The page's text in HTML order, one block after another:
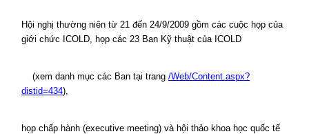
Hội nghị thường niên từ 21 đến 24/9/2009 gồm các cuộc họp của
giới chức ICOLD, họp các 23 Ban Kỹ thuật của ICOLD
(xem danh mục các Ban tại trang /Web/Content.aspx?
distid=434),
họp chấp hành (executive meeting) và hội thảo khoa học quốc tế